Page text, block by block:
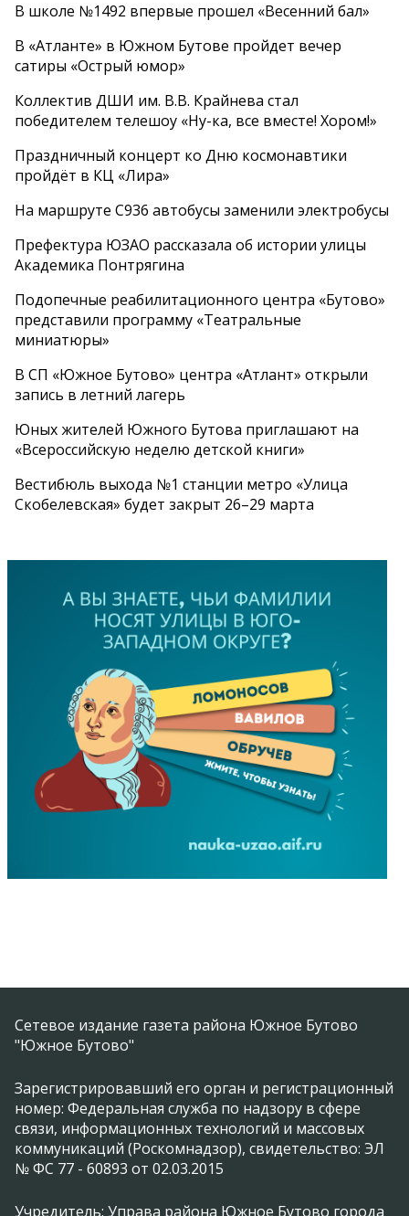
В школе №1492 впервые прошел «Весенний бал»
В «Атланте» в Южном Бутове пройдет вечер
сатиры «Острый юмор»
Коллектив ДШИ им. В.В. Крайнева стал
победителем телешоу «Ну-ка, все вместе! Хором!»
Праздничный концерт ко Дню космонавтики
пройдёт в КЦ «Лира»
На маршруте С936 автобусы заменили электробусы
Префектура ЮЗАО рассказала об истории улицы
Академика Понтрягина
Подопечные реабилитационного центра «Бутово»
представили программу «Театральные
миниатюры»
В СП «Южное Бутово» центра «Атлант» открыли
запись в летний лагерь
Юных жителей Южного Бутова приглашают на
«Всероссийскую неделю детской книги»
Вестибюль выхода №1 станции метро «Улица
Скобелевская» будет закрыт 26–29 марта
Сетевое издание газета района Южное Бутово
"Южное Бутово"
Зарегистрировавший его орган и регистрационный
номер: Федеральная служба по надзору в сфере
связи, информационных технологий и массовых
коммуникаций (Роскомнадзор), свидетельство: ЭЛ
№ ФС 77 - 60893 от 02.03.2015
Учредитель: Управа района Южное Бутово города